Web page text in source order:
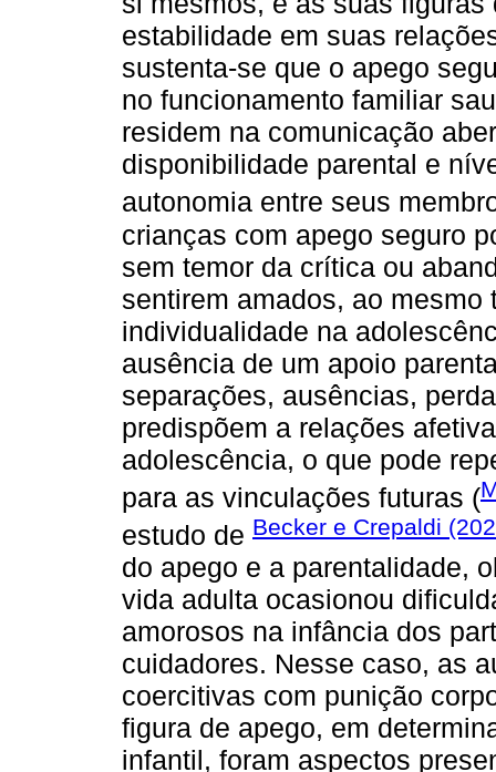
estabilidade em suas
sustenta-se que o apego
no funcionamento familiar
residem na comunicação
disponibilidade parental e
autonomia entre seus
crianças com apego seguro
sem temor da crítica ou
sentirem amados, ao
individualidade na
ausência de um apoio
separações, ausências,
predispõem a relações
adolescência, o que pode
para as vinculações futuras (
estudo de Becker e Crepaldi
do apego e a parentalidade,
vida adulta ocasionou
amorosos na infância dos
cuidadores. Nesse caso, as
coercitivas com punição
figura de apego, em
infantil, foram aspectos